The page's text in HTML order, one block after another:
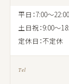
平日：7:00〜22:00
土日祝：9:00〜
定休日：不定休
Tel